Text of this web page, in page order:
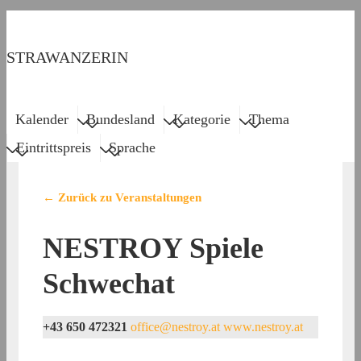
Inhalt
STRAWANZERIN
Main
Kalender Bundesland Kategorie
Thema
Eintrittspreis
Sprache
← Zurück zu Veranstaltungen
NESTROY Spiele
Schwechat
+43 650 472321 office@nestroy.at www.nestroy.at